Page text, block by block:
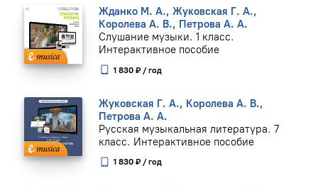
Жданко М. А., Жуковская Г. А.,
Королева А. В., Петрова А. А.
Слушание музыки. 1 класс.
Интерактивное пособие
1 830 ₽ / год
Жуковская Г. А., Королева А. В.,
Петрова А. А.
Русская музыкальная литература. 7
класс. Интерактивное пособие
1 830 ₽ / год